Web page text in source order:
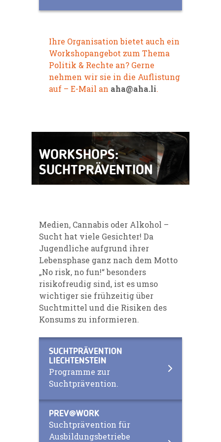
Ihre Organisation bietet auch ein
Workshopangebot zum Thema
Politik & Rechte an? Gerne
nehmen wir sie in die Auflistung
auf – E-Mail an aha@aha.li.
WORKSHOPS:
SUCHTPRÄVENTION
Medien, Cannabis oder Alkohol –
Sucht hat viele Gesichter! Da
Jugendliche aufgrund ihrer
Lebensphase ganz nach dem Motto
„No risk, no fun!“ besonders
risikofreudig sind, ist es umso
wichtiger sie frühzeitig über
Suchtmittel und die Risiken des
Konsums zu informieren.
SUCHTPRÄVENTION
LIECHTENSTEIN
Programme zur
Suchtprävention.
PREV@WORK
Suchtprävention für
Ausbildungsbetriebe